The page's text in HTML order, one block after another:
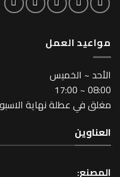
نهاية الاسبوع